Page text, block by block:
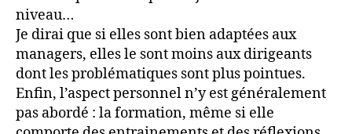
niveau…
Je dirai que si elles sont bien adaptées aux
managers, elles le sont moins aux dirigeants
dont les problématiques sont plus pointues.
Enfin, l’aspect personnel n’y est généralement
pas abordé : la formation, même si elle